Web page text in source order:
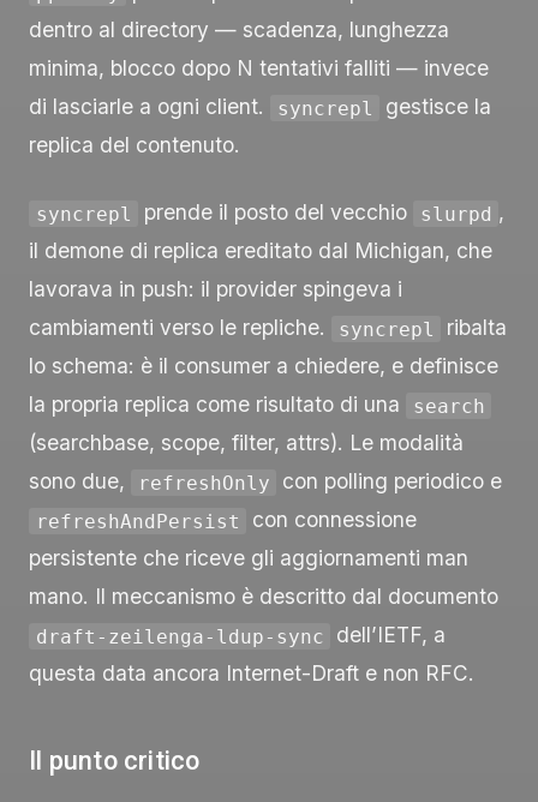
dentro al directory — scadenza, lunghezza
minima, blocco dopo N tentativi falliti — invece
di lasciarle a ogni client.
syncrepl
gestisce la
replica del contenuto.
syncrepl prende il posto del vecchio slurpd ,
il demone di replica ereditato dal Michigan, che
lavorava in push: il provider spingeva i
cambiamenti verso le repliche.
syncrepl
ribalta
lo schema: è il consumer a chiedere, e definisce
la propria replica come risultato di una
search
(searchbase, scope, filter, attrs). Le modalità
sono due,
refreshOnly con polling periodico e
refreshAndPersist
con connessione
persistente che riceve gli aggiornamenti man
mano. Il meccanismo è descritto dal documento
draft-zeilenga-ldup-sync
dell’IETF, a
questa data ancora Internet-Draft e non RFC.
Il punto critico